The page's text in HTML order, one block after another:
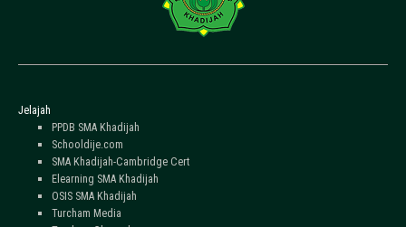
Jelajah
PPDB SMA Khadijah
Schooldije.com
SMA Khadijah-Cambridge Cert
Elearning SMA Khadijah
OSIS SMA Khadijah
Turcham Media